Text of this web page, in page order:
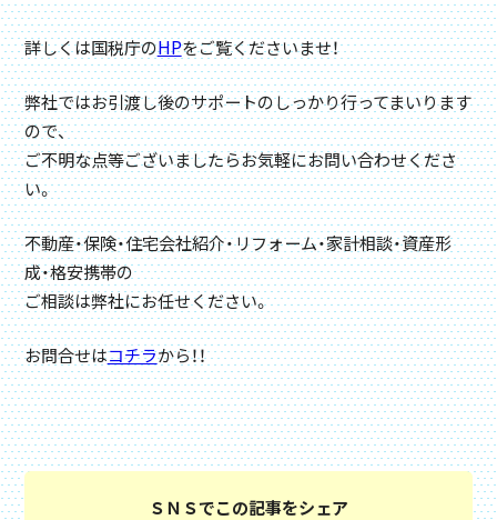
詳しくは国税庁のHPをご覧くださいませ！
弊社ではお引渡し後のサポートのしっかり行ってまいります
ので、
ご不明な点等ございましたらお気軽にお問い合わせくださ
い。
不動産・保険・住宅会社紹介・リフォーム・家計相談・資産形
成・格安携帯の
ご相談は弊社にお任せください。
お問合せはコチラから！！
ＳＮＳでこの記事をシェア